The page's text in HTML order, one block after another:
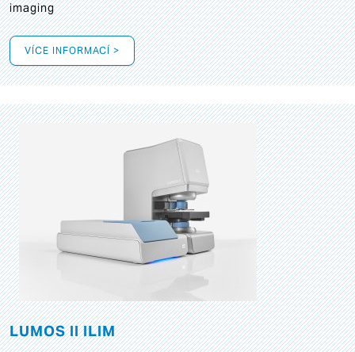
imaging
VÍCE INFORMACÍ >
LUMOS II ILIM